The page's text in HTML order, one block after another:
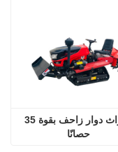
حصانًا